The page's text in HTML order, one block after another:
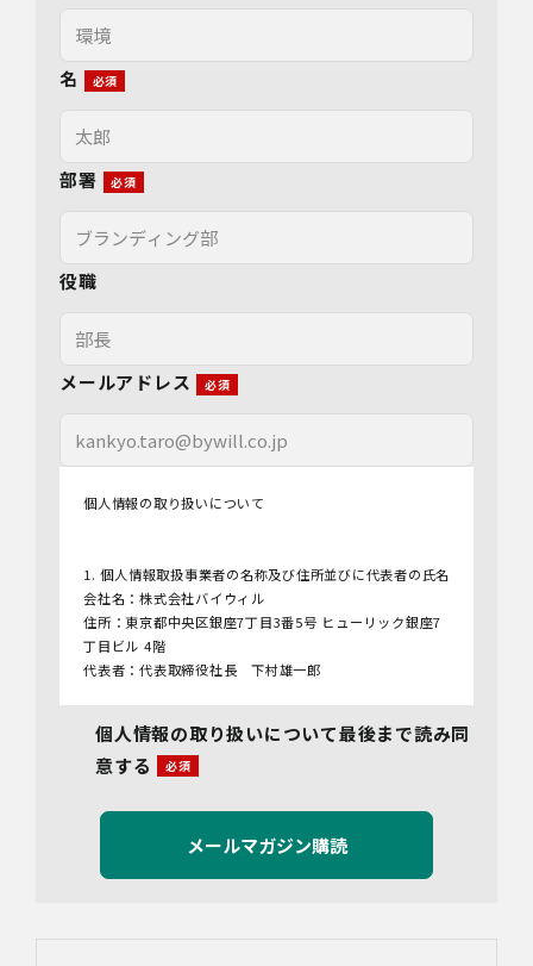
名
部署
役職
メールアドレス
個人情報の取り扱いについて
1. 個人情報取扱事業者の名称及び住所並びに代表者の氏名
会社名：株式会社バイウィル
住所：東京都中央区銀座7丁目3番5号 ヒューリック銀座7
丁目ビル 4階
代表者：代表取締役社長 下村雄一郎
管理者名：管理部長
連絡先：info@bywill.co.jp
3.利用目的
当社で取り扱う個人情報（個人情報保護法第2条第1項によ
り定義された「個人情報」をいい、以下同様とします。）
の利用目的は以下のとおりです。個人情報の提供は任意で
個人情報の取り扱いについて最後まで読み同
意する